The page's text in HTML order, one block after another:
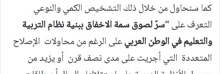
كما سنحاول من خلال ذلك التشخيص الكمي والنوعي
التعرف على “سرّ لصوق سمة الاخفاق ببنية نظام التربية
والتعليم في الوطن العربيعلى الرغم من محاولات الإصلاح
المتعددة التي أجريت على مدى نصف قرن أو يزيد من